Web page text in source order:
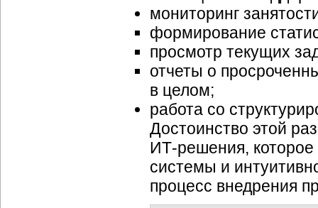
мониторинг
формирование
просмотр текущих
отчеты о
в целом;
работа со
Достоинство этой
ИТ-решения,
системы и
процесс внедрения